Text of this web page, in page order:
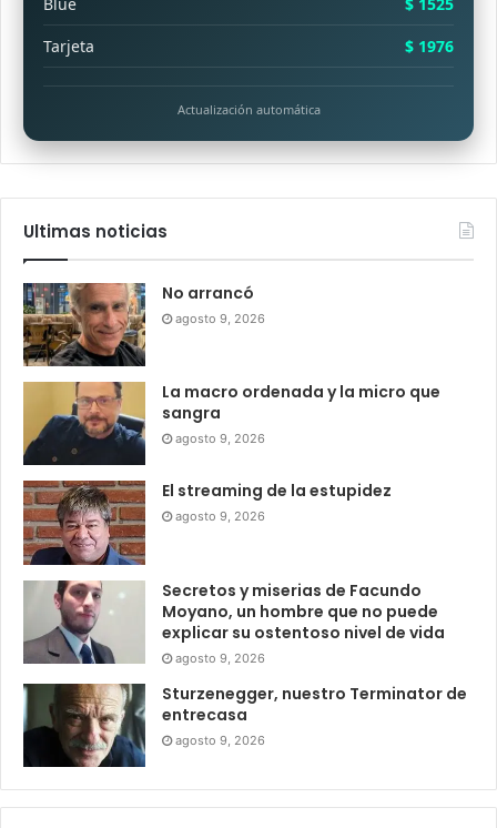
Tarjeta
$ 1976
Actualización automática
Ultimas noticias
No arrancó
agosto 9, 2026
La macro ordenada y la micro que
sangra
agosto 9, 2026
El streaming de la estupidez
agosto 9, 2026
Secretos y miserias de Facundo
Moyano, un hombre que no puede
explicar su ostentoso nivel de vida
agosto 9, 2026
Sturzenegger, nuestro Terminator de
entrecasa
agosto 9, 2026